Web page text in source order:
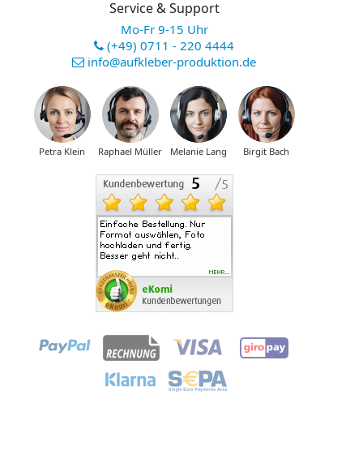
Service & Support
Mo-Fr 9-15 Uhr
(+49) 0711 - 220 4444
info@aufkleber-produktion.de
Petra Klein Raphael Müller Melanie Lang Birgit Bach